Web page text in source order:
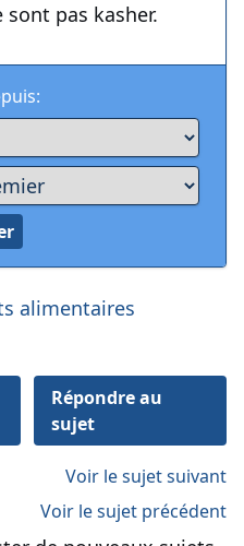
pas kasher.
alimentaires
Répondre au
sujet
Voir le sujet suivant
Voir le sujet précédent